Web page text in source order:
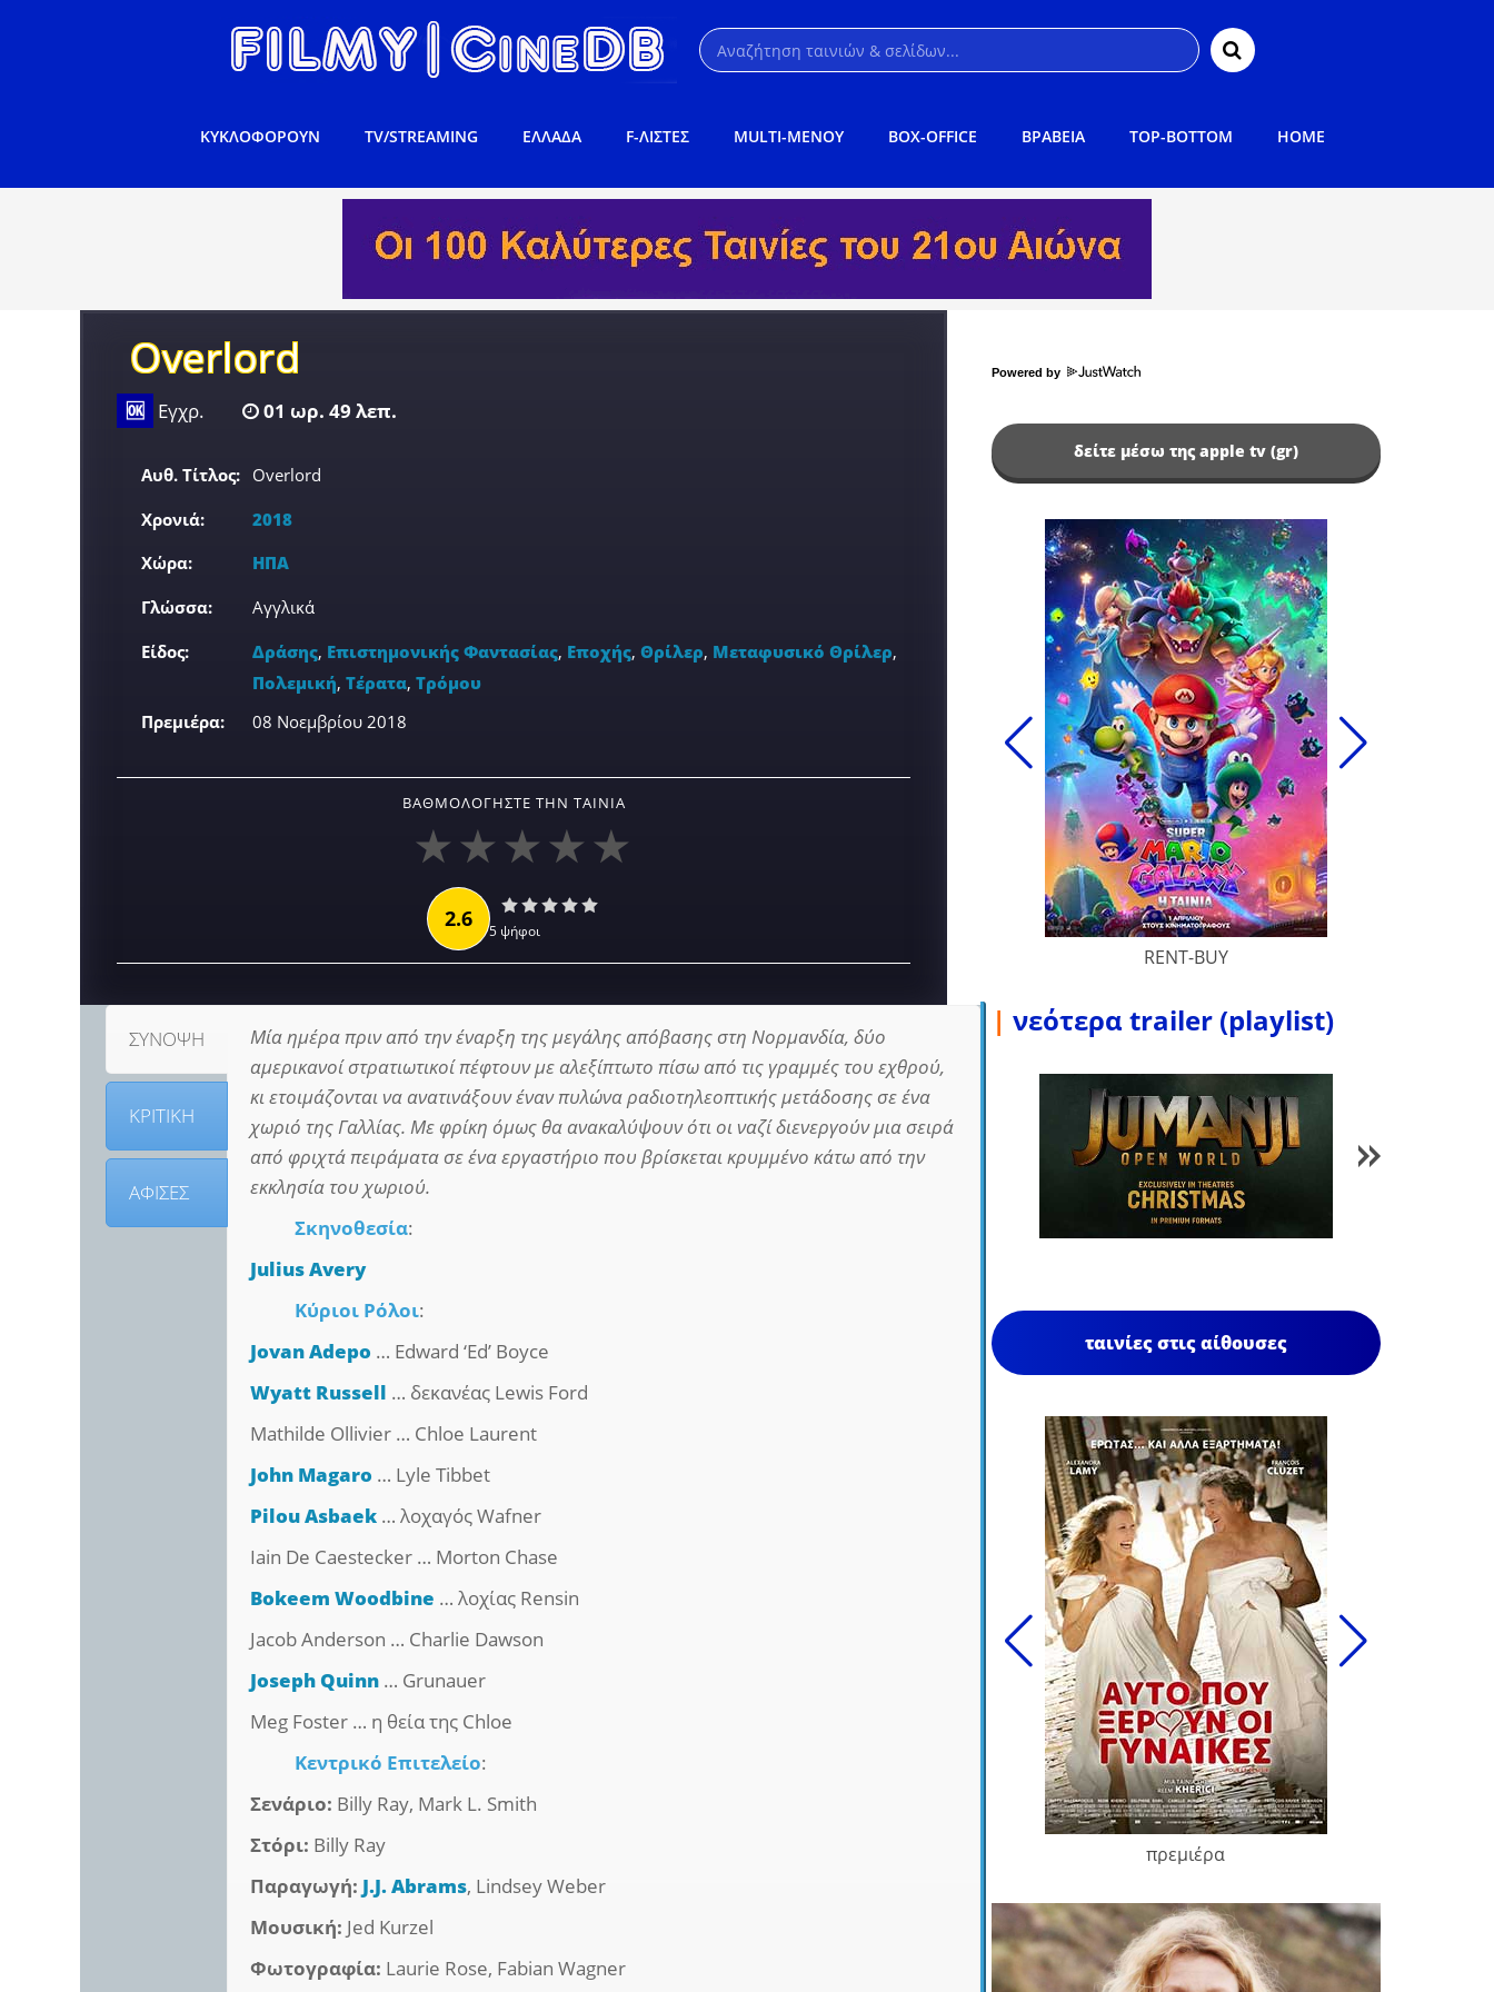
ΚΥΚΛΟΦΟΡΟΥΝ TV/STREAMING ΕΛΛΑΔΑ F-ΛΙΣΤΕΣ MULTI-ΜΕΝΟΥ BOX-OFFICE ΒΡΑΒΕΙΑ TOP-BOTTOM HOME
Overlord
🆗 Εγχρ. 01 ωρ. 49 λεπ.
Αυθ. Τίτλος: Overlord
Χρονιά:
2018
Χώρα:
ΗΠΑ
Γλώσσα:
Αγγλικά
Είδος:
Δράσης, Επιστημονικής Φαντασίας, Εποχής,Θρίλερ, Μεταφυσικό Θρίλερ,
Πολεμική,Τέρατα,Τρόμου
Πρεμιέρα:
08 Νοεμβρίου 2018
ΒΑΘΜΟΛΟΓΉΣΤΕ ΤΗΝ ΤΑΙΝΊΑ
2.6 5 ψήφοι
ΣΥΝΟΨΗ
ΚΡΙΤΙΚΗ
ΑΦΙΣΕΣ
Μία ημέρα πριν από την έναρξη της μεγάλης απόβασης στη Νορμανδία, δύο
αμερικανοί στρατιωτικοί πέφτουν με αλεξίπτωτο πίσω από τις γραμμές του εχθρού,
κι ετοιμάζονται να ανατινάξουν έναν πυλώνα ραδιοτηλεοπτικής μετάδοσης σε ένα
χωριό της Γαλλίας. Με φρίκη όμως θα ανακαλύψουν ότι οι ναζί διενεργούν μια σειρά
από φριχτά πειράματα σε ένα εργαστήριο που βρίσκεται κρυμμένο κάτω από την
εκκλησία του χωριού.
Σκηνοθεσία:
Julius Avery
Κύριοι Ρόλοι:
Jovan Adepo … Edward ‘Ed’ Boyce
Wyatt Russell … δεκανέας Lewis Ford
Mathilde Ollivier … Chloe Laurent
John Magaro … Lyle Tibbet
Pilou Asbaek … λοχαγός Wafner
Iain De Caestecker … Morton Chase
Bokeem Woodbine … λοχίας Rensin
Jacob Anderson … Charlie Dawson
Joseph Quinn … Grunauer
Meg Foster … η θεία της Chloe
Κεντρικό Επιτελείο:
Σενάριο: Billy Ray, Mark L. Smith
Στόρι: Billy Ray
Παραγωγή: J.J. Abrams, Lindsey Weber
Μουσική: Jed Kurzel
Φωτογραφία: Laurie Rose, Fabian Wagner
Powered by
δείτε μέσω της apple tv (gr)
RENT-BUY
| νεότερα trailer (playlist)
1/85
ταινίες στις αίθουσες
πρεμιέρα